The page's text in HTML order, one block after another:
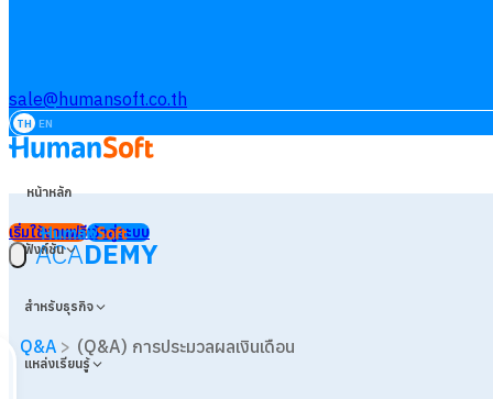
sale@humansoft.co.th
TH EN
หน้าหลัก
ฟังก์ชัน
สำหรับธุรกิจ
แหล่งเรียนรู้
เริ่มใช้งานฟรีเข้าสู่ระบบ
ACADEMY
Q&A > (Q&A) การประมวลผลเงินเดือน